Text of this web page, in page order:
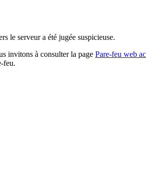
le serveur a été jugée suspicieuse.
invitons à consulter la page Pare-feu web
feu.